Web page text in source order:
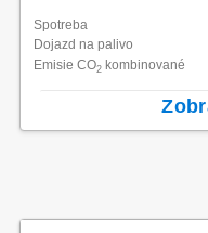
Spotreba
Dojazd na palivo
Emisie CO2kombinované